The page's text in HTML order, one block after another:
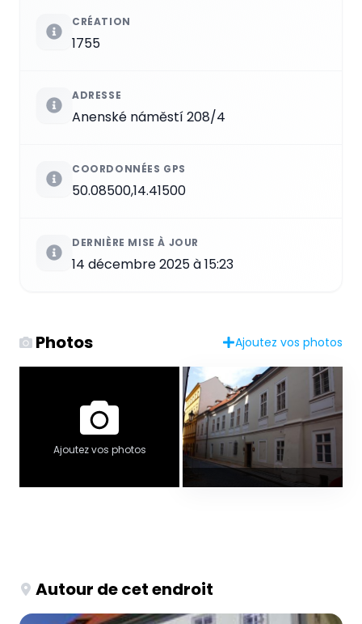
CRÉATION
1755
ADRESSE
Anenské náměstí 208/4
COORDONNÉES GPS
50.08500,14.41500
DERNIÈRE MISE À JOUR
14 décembre 2025 à 15:23
Photos Ajoutez vos photos
Ajoutez vos photos
Autour de cet endroit